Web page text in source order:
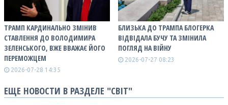
ТРАМП КАРДИНАЛЬНО ЗМІНИВ
СТАВЛЕННЯ ДО ВОЛОДИМИРА
ЗЕЛЕНСЬКОГО, ВЖЕ ВВАЖАЄ ЙОГО
ПЕРЕМОЖЦЕМ
2026-07-28 14:35
БЛИЗЬКА ДО ТРАМПА БЛОГЕРКА
ВІДВІДАЛА БУЧУ ТА ЗМІНИЛА
ПОГЛЯД НА ВІЙНУ
2026-07-27 08:23
ЕЩЕ НОВОСТИ В РАЗДЕЛЕ "СВІТ"